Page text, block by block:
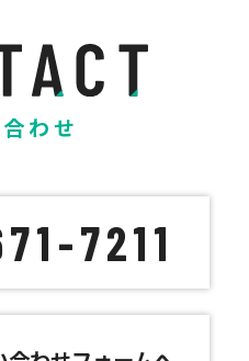
わせ
7211